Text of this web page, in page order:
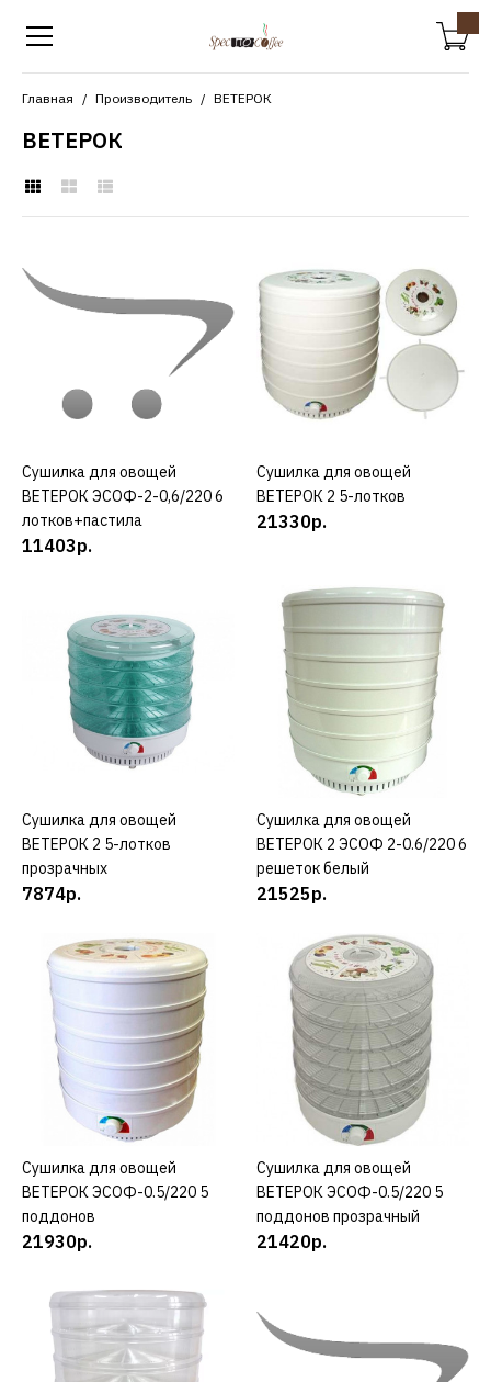
Главная Производитель ВЕТЕРОК
ВЕТЕРОК
Сушилка для овощей
ВЕТЕРОК ЭСОФ-2-
0,6/220 6 лотков+пастила
11403р.
ДОБАВИТЬ К СРАВНЕНИЮ
ДОБАВИТЬ В ПОЖЕЛАНИЯ
Сушилка для овощей
ВЕТЕРОК 2 5-лотков
21330р.
КУПИТЬ
ДОБАВИТЬ В ПОЖЕЛАНИЯ
ВЕТЕРОК
ВЕТЕРОК 2 5-лотков
прозрачных
7874р.
КУПИТЬ
ДОБАВИТЬ К СРАВНЕНИЮ
ДОБАВИТЬ В ПОЖЕЛАНИЯ
ВЕТЕРОК
Сушилка для овощей
КУПИТЬ
Сушилка для овощей
ВЕТЕРОК ЭСОФ-2-0,6/220 6
лотков+пастила
11403р.
КУПИТЬ
Сушилка для овощей
ВЕТЕРОК 2 5-лотков
21330р.
КУПИТЬ
Сушилка для овощей
ВЕТЕРОК 2 5-лотков
прозрачных
7874р.
КУПИТЬ
Сушилка для овощей
ВЕТЕРОК 2 ЭСОФ 2-0.6/220 6
решеток белый
21525р.
КУПИТЬ
Сушилка для овощей
ВЕТЕРОК ЭСОФ-0.5/220 5
поддонов
21930р.
КУПИТЬ
Сушилка для овощей
ВЕТЕРОК ЭСОФ-0.5/220 5
поддонов прозрачный
21420р.